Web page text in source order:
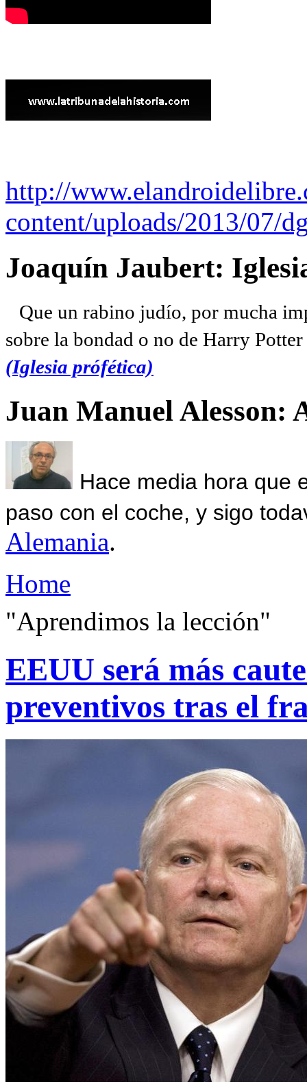
http://
content/uploads/2013/07/
Joaquín Jaubert:
Que un rabino judío, por mucha
sobre la bondad o no de Harry
(Iglesia prófética)
Juan Manuel Alesson:
Hace media hora que
paso con el coche, y sigo
Alemania.
Home
"Aprendimos la lección"
EEUU será más
preventivos tras el